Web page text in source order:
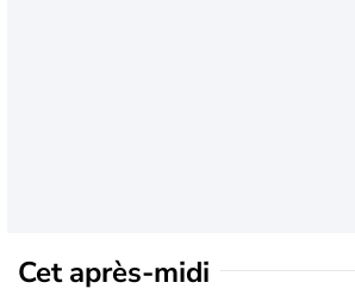
Cet après-midi